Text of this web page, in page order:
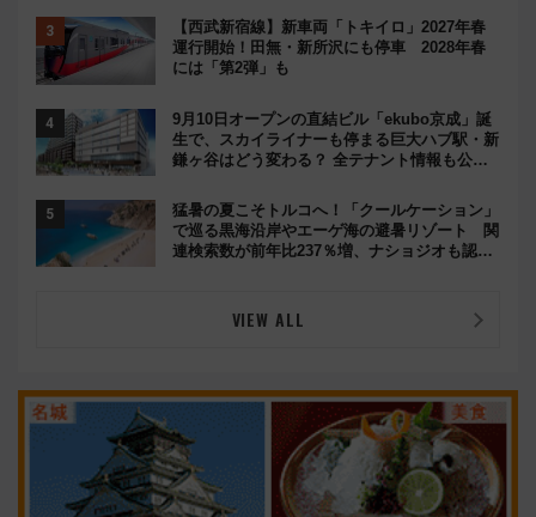
【西武新宿線】新車両「トキイロ」2027年春
運行開始！田無・新所沢にも停車 2028年春
には「第2弾」も
9月10日オープンの直結ビル「ekubo京成」誕
生で、スカイライナーも停まる巨大ハブ駅・新
鎌ヶ谷はどう変わる？ 全テナント情報も公
猛暑の夏こそトルコへ！「クールケーション」
で巡る黒海沿岸やエーゲ海の避暑リゾート 関
連検索数が前年比237％増、ナショジオも認め
VIEW ALL